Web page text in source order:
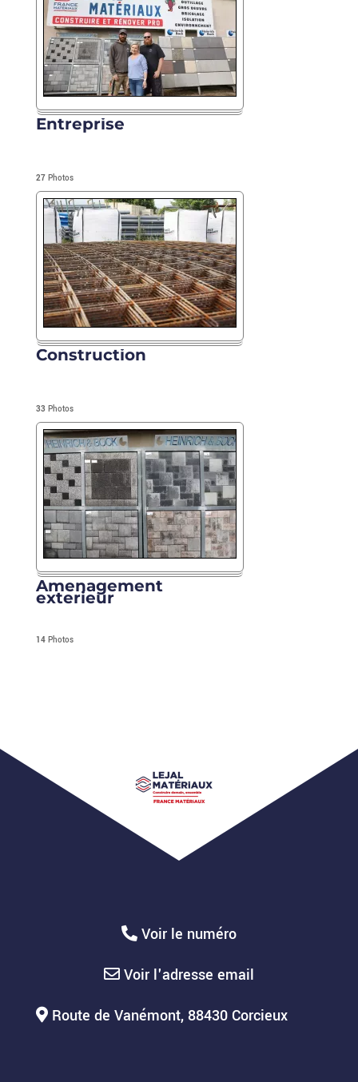
Entreprise
27Photos
Construction
33Photos
Amenagement
exterieur
14Photos
Voir le numéro
Voir l'adresse email
Route de Vanémont, 88430 Corcieux